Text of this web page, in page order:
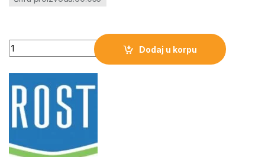
Baterijska lampa LED Prosto punjiva količina
Dodaj u korpu